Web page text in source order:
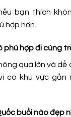
bạn thích
hợp hơn.
phù hợp đi cùng
quá lớn và dễ
có khu vực gần
buổi nào đẹp